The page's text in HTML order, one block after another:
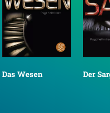
Das Wesen Der